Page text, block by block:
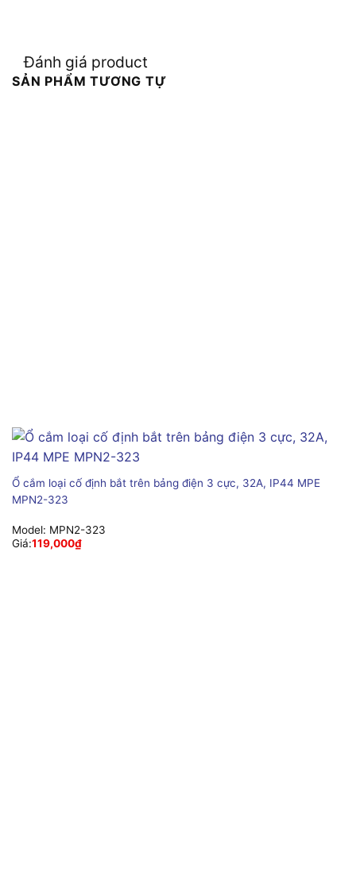
Đánh giá product
SẢN PHẨM TƯƠNG TỰ
Ổ cắm loại cố định bắt trên bảng điện 3 cực, 32A, IP44 MPE
MPN2-323
Model: MPN2-323
Giá:119,000₫